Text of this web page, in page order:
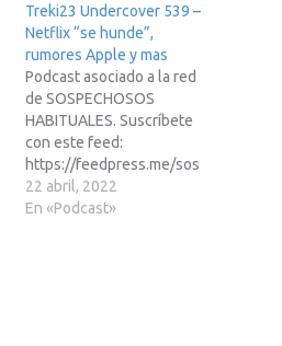
Treki23 Undercover 539 –
Netflix “se hunde”,
rumores Apple y mas
Podcast asociado a la red
de SOSPECHOSOS
HABITUALES. Suscríbete
con este feed:
https://feedpress.me/sos
pechososhabitualesEnlac
e de afiliados de Amazon:
22 abril, 2022
En «Podcast»